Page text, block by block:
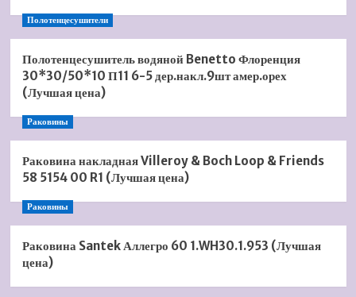
Полотенцесушители
Полотенцесушитель водяной Benetto Флоренция
30*30/50*10 П11 6-5 дер.накл.9шт амер.орех
(Лучшая цена)
Раковины
Раковина накладная Villeroy & Boch Loop & Friends
58 5154 00 R1 (Лучшая цена)
Раковины
Раковина Santek Аллегро 60 1.WH30.1.953 (Лучшая
цена)